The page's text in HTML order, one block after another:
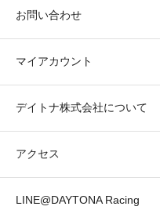
お問い合わせ
マイアカウント
デイトナ株式会社について
アクセス
LINE@DAYTONA Racing